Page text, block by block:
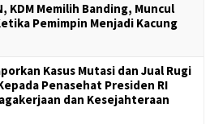
KDM Memilih Banding, Muncul
Pemimpin Menjadi Kacung
Kasus Mutasi dan Jual Rugi
Penasehat Presiden RI
dan Kesejahteraan